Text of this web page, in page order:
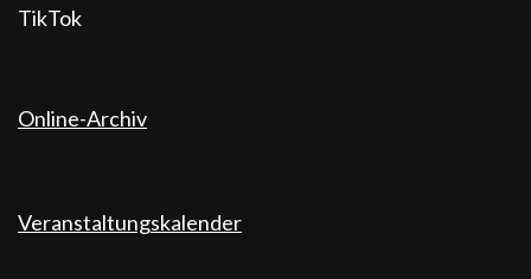
TikTok
Online-Archiv
Veranstaltungskalender